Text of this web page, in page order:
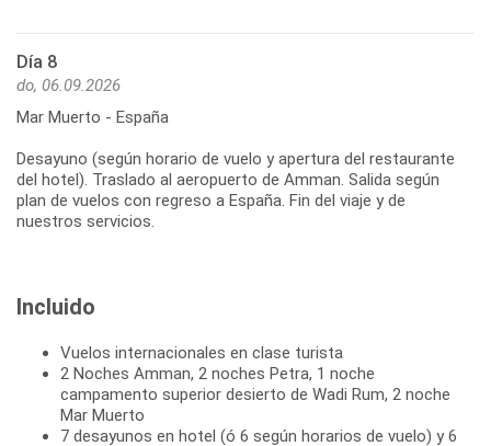
Día 8
do, 06.09.2026
Mar Muerto - España
Desayuno (según horario de vuelo y apertura del restaurante
del hotel). Traslado al aeropuerto de Amman. Salida según
plan de vuelos con regreso a España. Fin del viaje y de
nuestros servicios.
Incluido
Vuelos internacionales en clase turista
2 Noches Amman, 2 noches Petra, 1 noche
campamento superior desierto de Wadi Rum, 2 noche
Mar Muerto
7 desayunos en hotel (ó 6 según horarios de vuelo) y 6